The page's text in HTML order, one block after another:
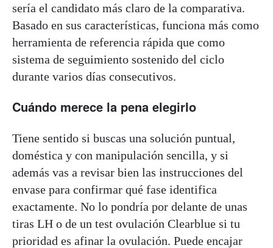
sería el candidato más claro de la comparativa.
Basado en sus características, funciona más como
herramienta de referencia rápida que como
sistema de seguimiento sostenido del ciclo
durante varios días consecutivos.
Cuándo merece la pena elegirlo
Tiene sentido si buscas una solución puntual,
doméstica y con manipulación sencilla, y si
además vas a revisar bien las instrucciones del
envase para confirmar qué fase identifica
exactamente. No lo pondría por delante de unas
tiras LH o de un test ovulación Clearblue si tu
prioridad es afinar la ovulación. Puede encajar